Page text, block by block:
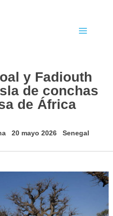
y Fadiouth
de conchas
de África
20 mayo 2026 Senegal